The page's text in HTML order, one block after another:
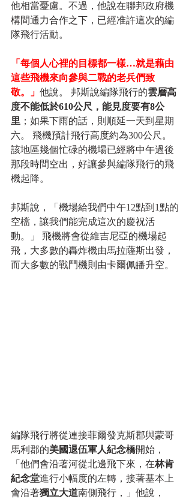
他相當憂慮。不過，他說在聯邦政府機
構間通力合作之下，已經准許這次的編
隊飛行活動。
「每個人心裡的目標都一樣…就是藉由
這些飛機來向參與二戰的老兵們致
敬。」 他說。 邦斯說編隊飛行的雲層高
度不能低於610公尺，能見度要有8公
里 ；如果下雨的話，則順延一天到星期
六。 飛機預計飛行高度約為300公尺。
該地區幾個忙碌的機場已經將中午過後
那段時間空出，好讓參與編隊飛行的飛
機起降。
邦斯說，「機場給我們中午12點到1點的
空檔，讓我們能完成這次的慶祝活
動。」 飛機將會從維吉尼亞的機場起
飛，大多數的轟炸機由馬拉薩斯出發，
而大多數的戰鬥機則由卡爾佩皤升空。
編隊飛行將從連接菲爾發克斯郡與蒙哥
馬利郡的美國退伍軍人紀念橋開始，
「他們會沿著河從北邊飛下來，在林肯
紀念堂進行小幅度的左轉，接著基本上
會沿著獨立大道南側飛行，」他說，